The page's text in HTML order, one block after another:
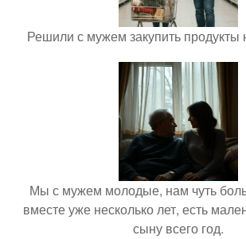
Решили с мужем закупить продукты
Мы с мужем молодые, нам чуть
вместе уже несколько лет, есть
сыну всего год.